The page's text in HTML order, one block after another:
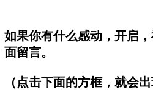
如果你有什么感动，开启
面留言。
（点击下面的方框，就会